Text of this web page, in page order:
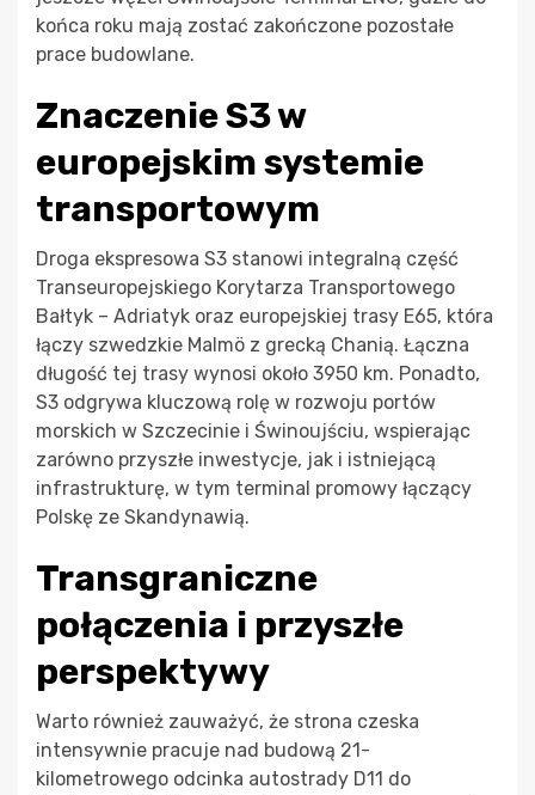
końca roku mają zostać zakończone pozostałe
prace budowlane.
Znaczenie S3 w
europejskim systemie
transportowym
Droga ekspresowa S3 stanowi integralną część
Transeuropejskiego Korytarza Transportowego
Bałtyk – Adriatyk oraz europejskiej trasy E65, która
łączy szwedzkie Malmö z grecką Chanią. Łączna
długość tej trasy wynosi około 3950 km. Ponadto,
S3 odgrywa kluczową rolę w rozwoju portów
morskich w Szczecinie i Świnoujściu, wspierając
zarówno przyszłe inwestycje, jak i istniejącą
infrastrukturę, w tym terminal promowy łączący
Polskę ze Skandynawią.
Transgraniczne
połączenia i przyszłe
perspektywy
Warto również zauważyć, że strona czeska
intensywnie pracuje nad budową 21-
kilometrowego odcinka autostrady D11 do